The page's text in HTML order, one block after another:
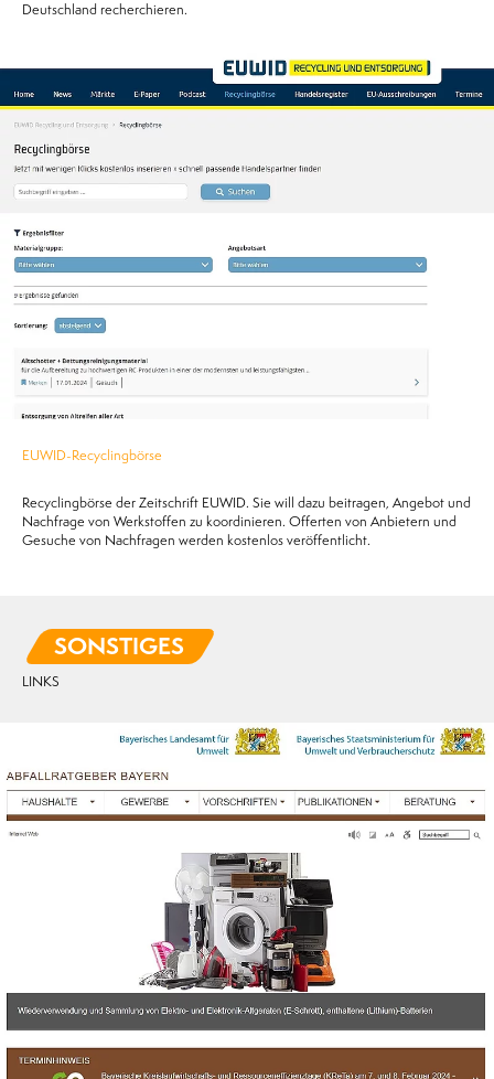
Deutschland recherchieren.
EUWID-Recyclingbörse
Recyclingbörse der Zeitschrift EUWID. Sie will dazu beitragen, Angebot und
Nachfrage von Werkstoffen zu koordinieren. Offerten von Anbietern und
Gesuche von Nachfragen werden kostenlos veröffentlicht.
SONSTIGES
LINKS